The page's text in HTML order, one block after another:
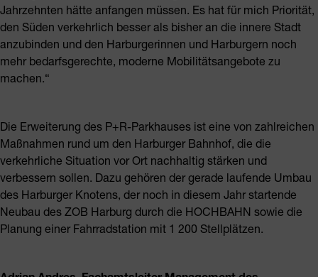
Jahrzehnten hätte anfangen müssen. Es hat für mich Priorität,
den Süden verkehrlich besser als bisher an die innere Stadt
anzubinden und den Harburgerinnen und Harburgern noch
mehr bedarfsgerechte, moderne Mobilitätsangebote zu
machen.“
Die Erweiterung des P+R-Parkhauses ist eine von zahlreichen
Maßnahmen rund um den Harburger Bahnhof, die die
verkehrliche Situation vor Ort nachhaltig stärken und
verbessern sollen. Dazu gehören der gerade laufende Umbau
des Harburger Knotens, der noch in diesem Jahr startende
Neubau des ZOB Harburg durch die HOCHBAHN sowie die
Planung einer Fahrradstation mit 1 200 Stellplätzen.